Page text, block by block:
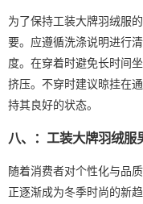
为了保持工装大牌羽绒服
要。应遵循洗涤说明进行
度。在穿着时避免长时间
挤压。不穿时建议晾挂在
持其良好的状态。
八、：工装大牌羽绒服
随着消费者对个性化与品
正逐渐成为冬季时尚的新